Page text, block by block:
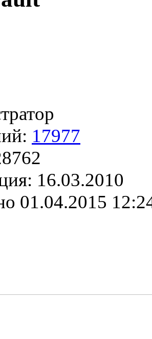
17977
16.03.2010
01.04.2015